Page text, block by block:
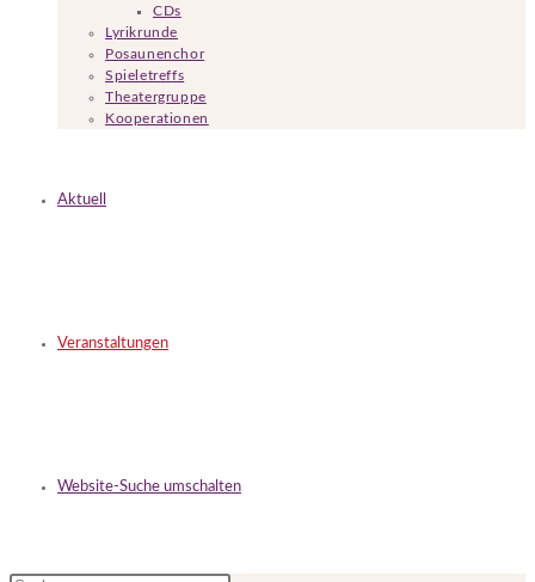
CDs
Lyrikrunde
Posaunenchor
Spieletreffs
Theatergruppe
Kooperationen
Aktuell
Veranstaltungen
Website-Suche umschalten